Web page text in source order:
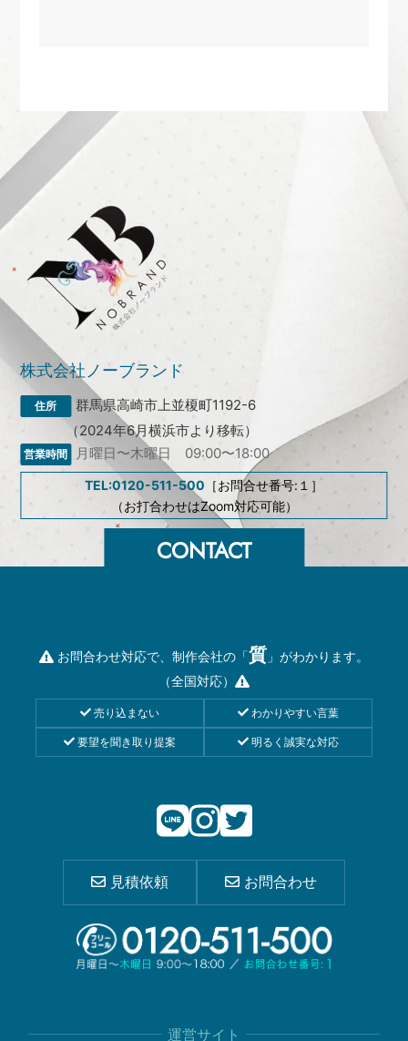
株式会社ノーブランド
群馬県高崎市上並榎町1192-6
（2024年6月横浜市より移転）
月曜日〜木曜日 09:00〜18:00
TEL:0120-511-500 ［お問合せ番号:１］
（お打合わせはZoom対応可能）
お問合わせ対応で、制作会社の「質 」がわかります。
（全国対応）
売り込まない わかりやすい言葉
要望を聞き取り提案 明るく誠実な対応
見積依頼 お問合わせ
運営サイト